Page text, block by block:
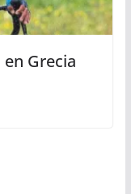
Grecia